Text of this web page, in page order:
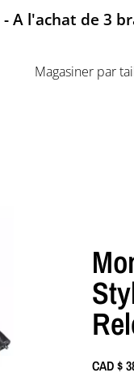
A l'achat de 3
Magasiner par
CAD $